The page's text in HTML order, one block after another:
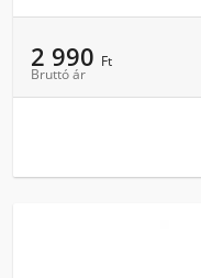
2 990 Ft
Bruttó ár